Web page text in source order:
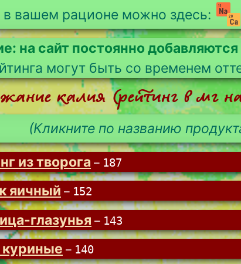
в вашем рационе можно здесь:
на сайт постоянно добавляются
могут быть со временем
калия (рейтинг в мг
(Кликните по названию
из творога – 187
яичный – 152
глазунья – 143
– 140